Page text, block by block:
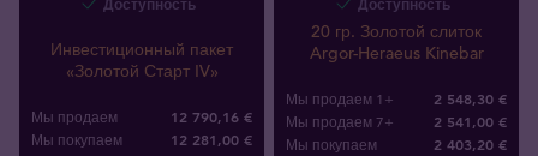
Инвестиционный пакет
«Золотой Старт IV»
Мы продаем 12 790,16 €
Мы покупаем 12 281,00 €
20 гр. Золотой слиток
Argor-Heraeus Kinebar
Мы продаем 1+ 2 548,30 €
Мы продаем 7+ 2 541,00 €
Мы покупаем 2 403,20 €